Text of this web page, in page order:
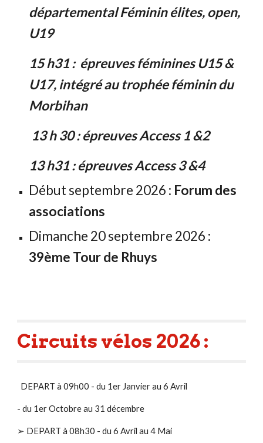
départemental Féminin élites, open,
U19
15 h31 : épreuves féminines U15 &
U17, intégré au trophée féminin du
Morbihan
13 h 30 : épreuves Access 1 &2
13 h31 : épreuves Access 3 &4
Début septembre 2026 : Forum des
associations
Dimanche 20 septembre 2026 :
39ème Tour de Rhuys
Circuits vélos 2026 :
DEPART à 09h00 - du 1er Janvier au 6 Avril
- du 1er Octobre au 31 décembre
➢ DEPART à 08h30 - du 6 Avril au 4 Mai